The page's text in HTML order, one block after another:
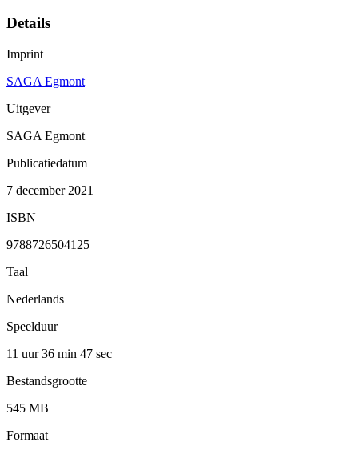
Details
Imprint
SAGA Egmont
Uitgever
SAGA Egmont
Publicatiedatum
7 december 2021
ISBN
9788726504125
Taal
Nederlands
Speelduur
11 uur 36 min 47 sec
Bestandsgrootte
545 MB
Formaat